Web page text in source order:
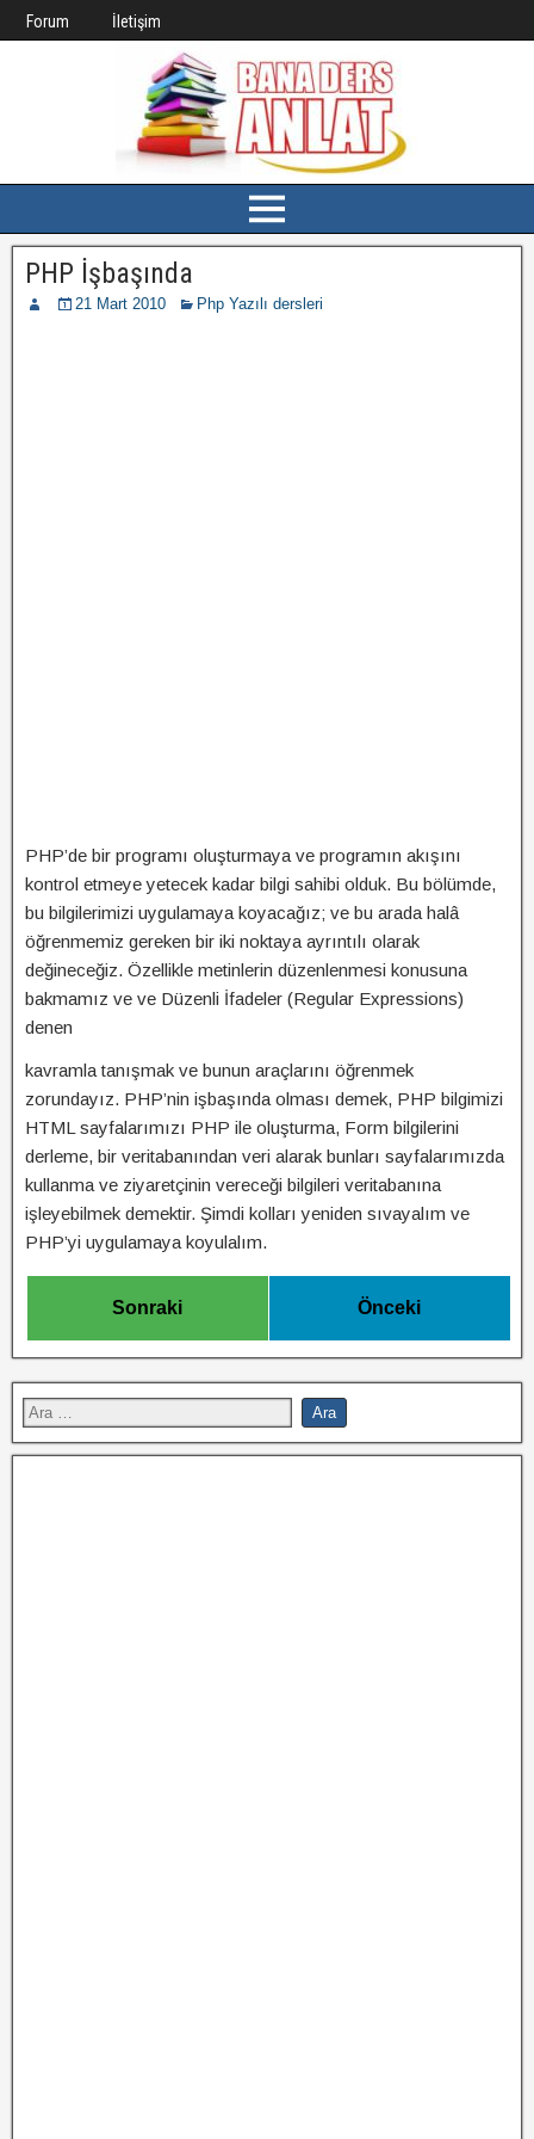
Forum İletişim
PHP İşbaşında
21 Mart 2010 Php Yazılı dersleri
PHP’de bir programı oluşturmaya ve programın akışını
kontrol etmeye yetecek kadar bilgi sahibi olduk. Bu bölümde,
bu bilgilerimizi uygulamaya koyacağız; ve bu arada halâ
öğrenmemiz gereken bir iki noktaya ayrıntılı olarak
değineceğiz. Özellikle metinlerin düzenlenmesi konusuna
bakmamız ve ve Düzenli İfadeler (Regular Expressions)
denen
kavramla tanışmak ve bunun araçlarını öğrenmek
zorundayız. PHP’nin işbaşında olması demek, PHP bilgimizi
HTML sayfalarımızı PHP ile oluşturma, Form bilgilerini
derleme, bir veritabanından veri alarak bunları sayfalarımızda
kullanma ve ziyaretçinin vereceği bilgileri veritabanına
işleyebilmek demektir. Şimdi kolları yeniden sıvayalım ve
PHP’yi uygulamaya koyulalım.
Sonraki Önceki